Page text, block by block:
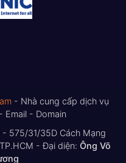
- Nhà cung cấp dịch vụ
Email - Domain
575/31/35D Cách Mạng
- Đại diện: Ông Võ